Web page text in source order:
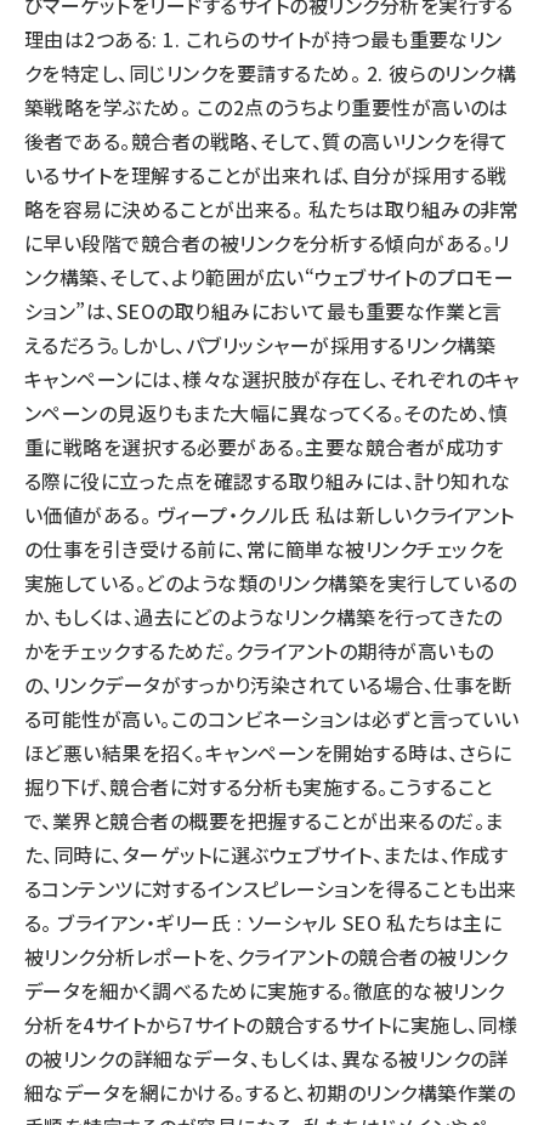
理由は2つある: 1. これらのサイトが持つ最も重要なリン
クを特定し、同じリンクを要請するため。 2. 彼らのリンク構
築戦略を学ぶため。 この2点のうちより重要性が高いのは
後者である。競合者の戦略、そして、質の高いリンクを得て
いるサイトを理解することが出来れば、自分が採用する戦
略を容易に決めることが出来る。 私たちは取り組みの非常
に早い段階で競合者の被リンクを分析する傾向がある。リ
ンク構築、そして、より範囲が広い“ウェブサイトのプロモー
ション”は、SEOの取り組みにおいて最も重要な作業と言
えるだろう。しかし、パブリッシャーが採用するリンク構築
キャンペーンには、様々な選択肢が存在し、それぞれのキャ
ンペーンの見返りもまた大幅に異なってくる。そのため、慎
重に戦略を選択する必要がある。主要な競合者が成功す
る際に役に立った点を確認する取り組みには、計り知れな
い価値がある。 ヴィープ・クノル氏 私は新しいクライアント
の仕事を引き受ける前に、常に簡単な被リンクチェックを
実施している。どのような類のリンク構築を実行しているの
か、もしくは、過去にどのようなリンク構築を行ってきたの
かをチェックするためだ。クライアントの期待が高いもの
の、リンクデータがすっかり汚染されている場合、仕事を断
る可能性が高い。このコンビネーションは必ずと言っていい
ほど悪い結果を招く。キャンペーンを開始する時は、さらに
掘り下げ、競合者に対する分析も実施する。こうすること
で、業界と競合者の概要を把握することが出来るのだ。ま
た、同時に、ターゲットに選ぶウェブサイト、または、作成す
るコンテンツに対するインスピレーションを得ることも出来
る。 ブライアン・ギリー氏 : ソーシャル SEO 私たちは主に
被リンク分析レポートを、クライアントの競合者の被リンク
データを細かく調べるために実施する。徹底的な被リンク
分析を4サイトから7サイトの競合するサイトに実施し、同様
の被リンクの詳細なデータ、もしくは、異なる被リンクの詳
細なデータを網にかける。すると、初期のリンク構築作業の